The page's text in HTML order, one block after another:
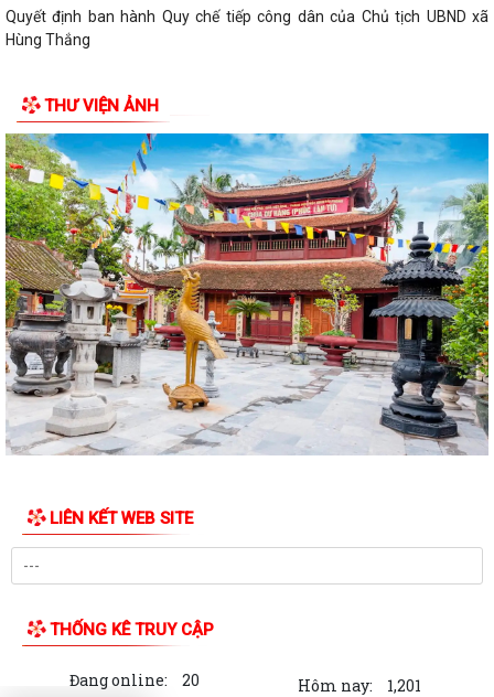
Quyết định ban hành Quy chế tiếp công dân của Chủ tịch UBND xã
Hùng Thắng
THÔNG BÁO Về việc công khai niêm yết về nghĩa vụ thuế và tạm hoãn
xuất cảnh đối với công dân trên...
V/v triển khai thực hiện Quyết định số 51/2026/QĐ-UBND ngày
26/6/2026 của UBND thành phố ban hành...
Xã Hùng Thắng công bố các quyết định về công tác cán bộ
Xã Hùng Thắng sơ kết nhiệm vụ phát triển kinh tế - xã hội 6 tháng đầu
năm, triển khai nhiệm vụ 6...
HỘI CCB TP HẢI PHÒNG BÀN GIAO KINH PHÍ HỖ TRỢ SỬA CHỮA VÀ
KHÁNH THÀNH NHÀ “NGHĨA TÌNH CỰU CHIẾN...
HĐND xã Hùng Thắng thông qua Nghị quyết về việc sắp xếp, tổ chức lại
HĐND xã Hùng Thắng giám sát việc thực hiện pháp luật lao động và
công tác phòng cháy, chữa cháy
sự cán bộ không chuyên trách...
TRẬT TỰ AN TOÀN GIAO THÔNG NĂM 2026
THƯ VIỆN ẢNH
LIÊN KẾT WEB SITE
THỐNG KÊ TRUY CẬP
Đang online: 20 Hôm nay: 1,201